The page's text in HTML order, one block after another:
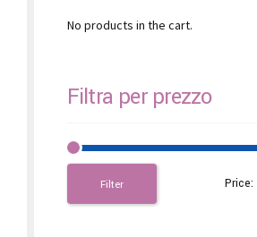
No products in the cart.
Filtra per prezzo
Filter Price: